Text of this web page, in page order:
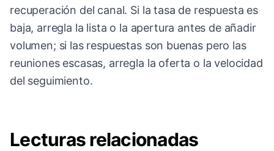
recuperación del canal. Si la tasa de respuesta es
baja, arregla la lista o la apertura antes de añadir
volumen; si las respuestas son buenas pero las
reuniones escasas, arregla la oferta o la velocidad
del seguimiento.
Lecturas relacionadas